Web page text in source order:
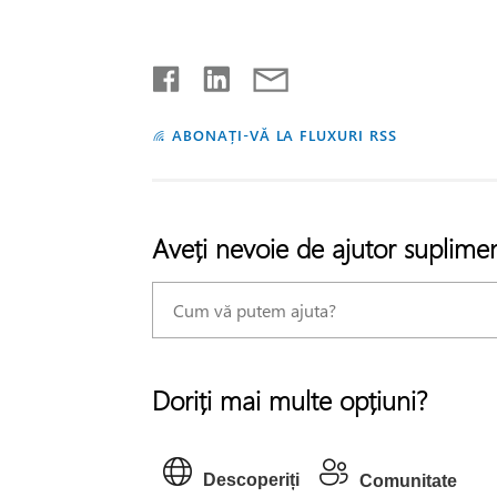
ABONAȚI-VĂ LA FLUXURI RSS
Aveți nevoie de ajutor
Doriți mai multe opțiuni?
Descoperiți Comunitate